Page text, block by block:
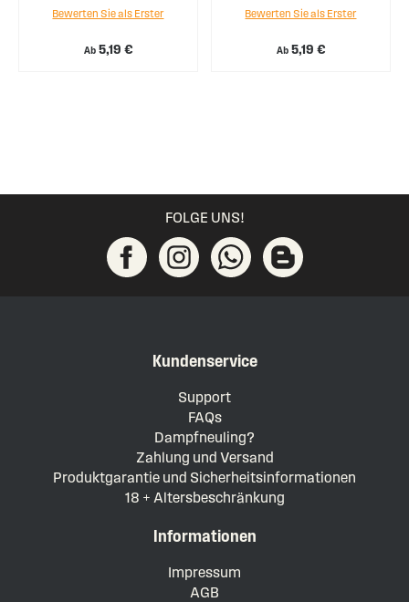
Ab 5,19 €
Bewerten Sie als Erster
Ab 5,19 €
Bewerten Sie als Erster
FOLGE UNS!
Kundenservice
Support
FAQs
Dampfneuling?
Zahlung und Versand
Produktgarantie und Sicherheitsinformationen
18 + Altersbeschränkung
Informationen
Impressum
AGB